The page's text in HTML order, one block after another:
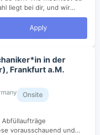
liegt bei dir, und wir
Bei Bayer kommen
Apply
in der
Frankfurt a.M.
Onsite
vorausschauend und